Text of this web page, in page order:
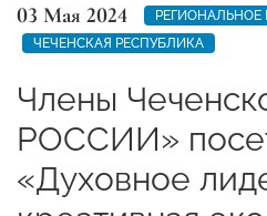
03 Мая 2024
РЕГИОНАЛЬНОЕ
ЧЕЧЕНСКАЯ РЕСПУБЛИКА
Члены
РОССИИ»
«Духовное